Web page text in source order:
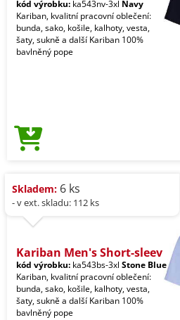
kód výrobku: ka543nv-3xl Navy
Kariban, kvalitní pracovní oblečení:
bunda, sako, košile, kalhoty, vesta,
šaty, sukně a další Kariban 100%
bavlněný pope
Skladem: 6 ks
- v ext. skladu: 112 ks
Kariban Men's Short-sleev
kód výrobku: ka543bs-3xl Stone Blue
Kariban, kvalitní pracovní oblečení:
bunda, sako, košile, kalhoty, vesta,
šaty, sukně a další Kariban 100%
bavlněný pope